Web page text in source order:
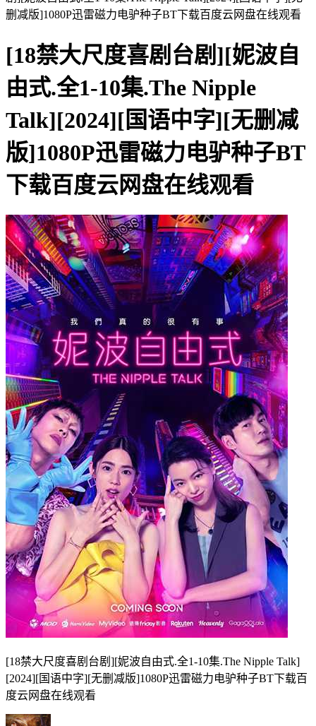
删减版]1080P迅雷磁力电驴种子BT下载百度云网盘在线观看
[18禁大尺度喜剧台剧][妮波自
由式.全1-10集.The Nipple
Talk][2024][国语中字][无删减
版]1080P迅雷磁力电驴种子BT
下载百度云网盘在线观看
[18禁大尺度喜剧台剧][妮波自由式.全1-10集.The Nipple Talk]
[2024][国语中字][无删减版]1080P迅雷磁力电驴种子BT下载百
度云网盘在线观看